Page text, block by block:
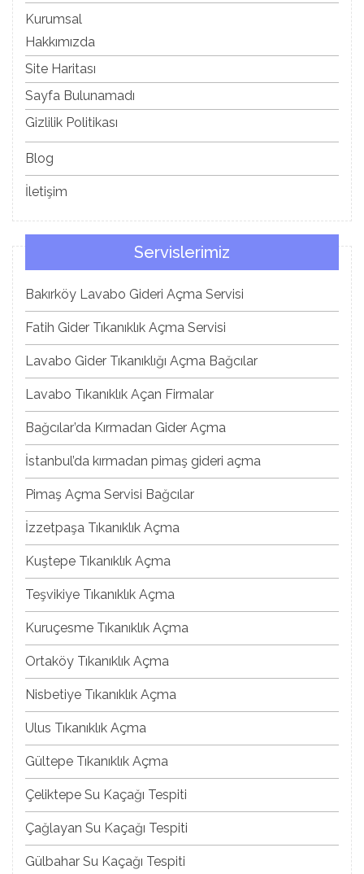
Kurumsal
Hakkımızda
Site Haritası
Sayfa Bulunamadı
Gizlilik Politikası
Blog
İletişim
Servislerimiz
Bakırköy Lavabo Gideri Açma Servisi
Fatih Gider Tıkanıklık Açma Servisi
Lavabo Gider Tıkanıklığı Açma Bağcılar
Lavabo Tıkanıklık Açan Firmalar
Bağcılar’da Kırmadan Gider Açma
İstanbul’da kırmadan pimaş gideri açma
Pimaş Açma Servisi Bağcılar
İzzetpaşa Tıkanıklık Açma
Kuştepe Tıkanıklık Açma
Teşvikiye Tıkanıklık Açma
Kuruçesme Tıkanıklık Açma
Ortaköy Tıkanıklık Açma
Nisbetiye Tıkanıklık Açma
Ulus Tıkanıklık Açma
Gültepe Tıkanıklık Açma
Çeliktepe Su Kaçağı Tespiti
Çağlayan Su Kaçağı Tespiti
Gülbahar Su Kaçağı Tespiti